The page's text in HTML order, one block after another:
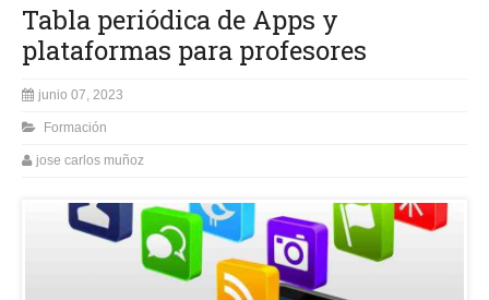
Tabla periódica de Apps y
plataformas para profesores
junio 07, 2023
Formación
jose carlos muñoz